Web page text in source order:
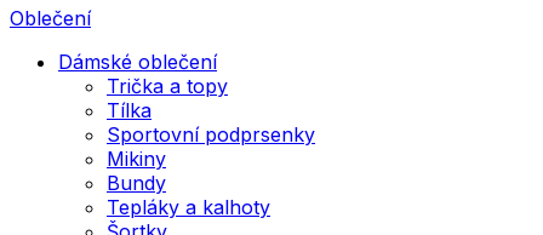
Oblečení
Dámské oblečení
Trička a topy
Tílka
Sportovní podprsenky
Mikiny
Bundy
Tepláky a kalhoty